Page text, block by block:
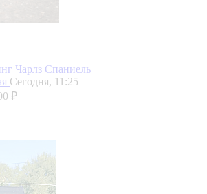
Чарлз Спаниель
Сегодня, 11:25
₽